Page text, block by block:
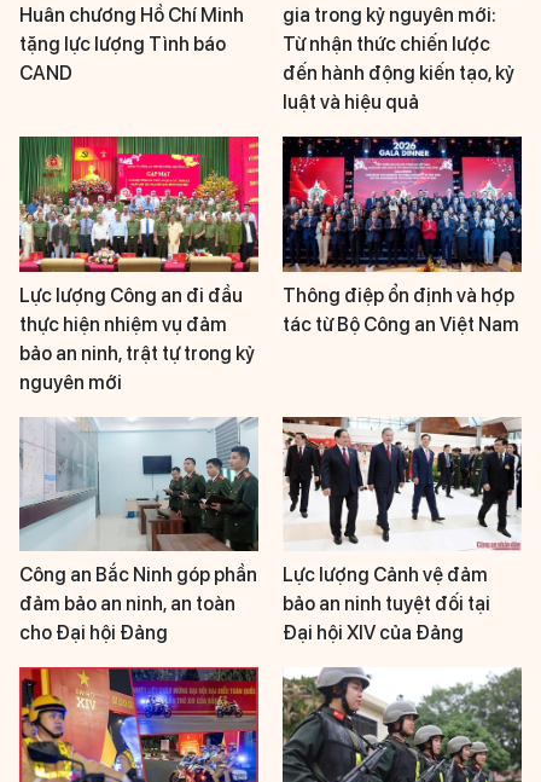
Huân chương Hồ Chí Minh
tặng lực lượng Tình báo
CAND
gia trong kỷ nguyên mới:
Từ nhận thức chiến lược
đến hành động kiến tạo, kỷ
luật và hiệu quả
Lực lượng Công an đi đầu
thực hiện nhiệm vụ đảm
bảo an ninh, trật tự trong kỷ
nguyên mới
Thông điệp ổn định và hợp
tác từ Bộ Công an Việt Nam
Công an Bắc Ninh góp phần
đảm bảo an ninh, an toàn
cho Đại hội Đảng
Lực lượng Cảnh vệ đảm
bảo an ninh tuyệt đối tại
Đại hội XIV của Đảng